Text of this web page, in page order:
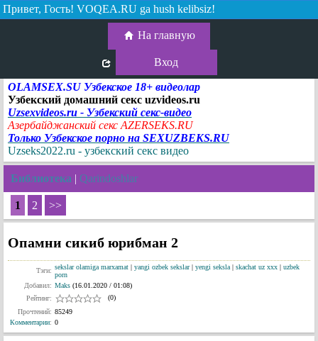
Привет, Гость! VOQEA.RU ga hush kelibsiz!
На главную
Вход
OLAMSEX.SU Узбекское 18+ видеолар
Узбекский домашний секс uzvideos.ru
Uzsexvideos.ru - Узбекский секс-видео
Азербайджанский секс AZERSEKS.RU
Только Узбекское порно на SEXUZBEKS.RU
Uzseks2022.ru - узбекский секс видео
Библиотека | Qarindoshlar
1 2 >>
Опамни сикиб юрибман 2
Тэги: sekslar olamiga marxamat | yangi ozbek sekslar| yengi seksla | skachat uz xxx | uzbek
porn
Добавил: Maks (16.01.2020 / 01:08)
Рейтинг:
(0)
Прочтений: 85249
Комментарии: 0